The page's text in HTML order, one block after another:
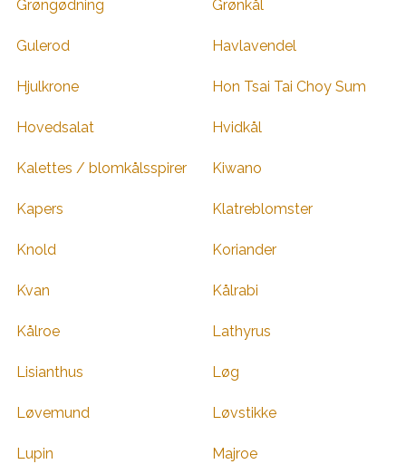
Grøngødning Grønkål
Gulerod Havlavendel
Hjulkrone Hon Tsai Tai Choy Sum
Hovedsalat Hvidkål
Kalettes / blomkålsspirer Kiwano
Kapers Klatreblomster
Knold Koriander
Kvan Kålrabi
Kålroe Lathyrus
Lisianthus Løg
Løvemund Løvstikke
Lupin Majroe